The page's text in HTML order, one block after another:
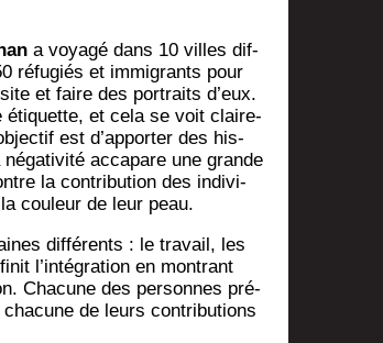
a voya­gé dans 10 villes dif­
réfu­giés et immi­grants pour
et faire des por­traits d’eux.
éti­quette, et cela se voit clai­re­
est d’ap­por­ter des his­
acca­pare une grande
la contri­bu­tion des indi­vi­
cou­leur de leur peau.
dif­fé­rents : le tra­vail, les
l’in­té­gra­tion en mon­trant
Cha­cune des per­sonnes pré­
de leurs contri­bu­tions